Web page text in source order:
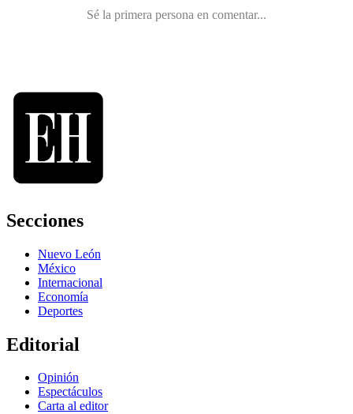
Secciones
Nuevo León
México
Internacional
Economía
Deportes
Editorial
Opinión
Espectáculos
Carta al editor